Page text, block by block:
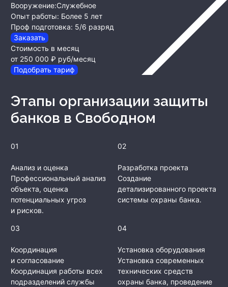
Вооружение:Служебное
Опыт работы: Более 5 лет
Проф подготовка: 5/6 разряд
Заказать
Стоимость в месяц
от 250 000 ₽ руб/месяц
Подобрать тариф
Этапы организации защиты
банков в Свободном
01
Анализ и оценка
Профессиональный анализ
объекта, оценка
потенциальных угроз
и рисков.
02
Разработка проекта
Создание
детализированного проекта
системы охраны банка.
03
Координация
и согласование
Координация работы всех
подразделений службы
04
Установка оборудования
Установка современных
технических средств
охраны банка, проведение